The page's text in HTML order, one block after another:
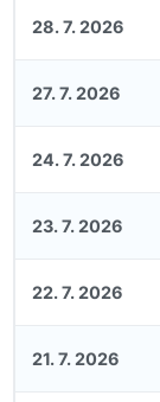
28. 7. 2026
27. 7. 2026
24. 7. 2026
23. 7. 2026
22. 7. 2026
21. 7. 2026